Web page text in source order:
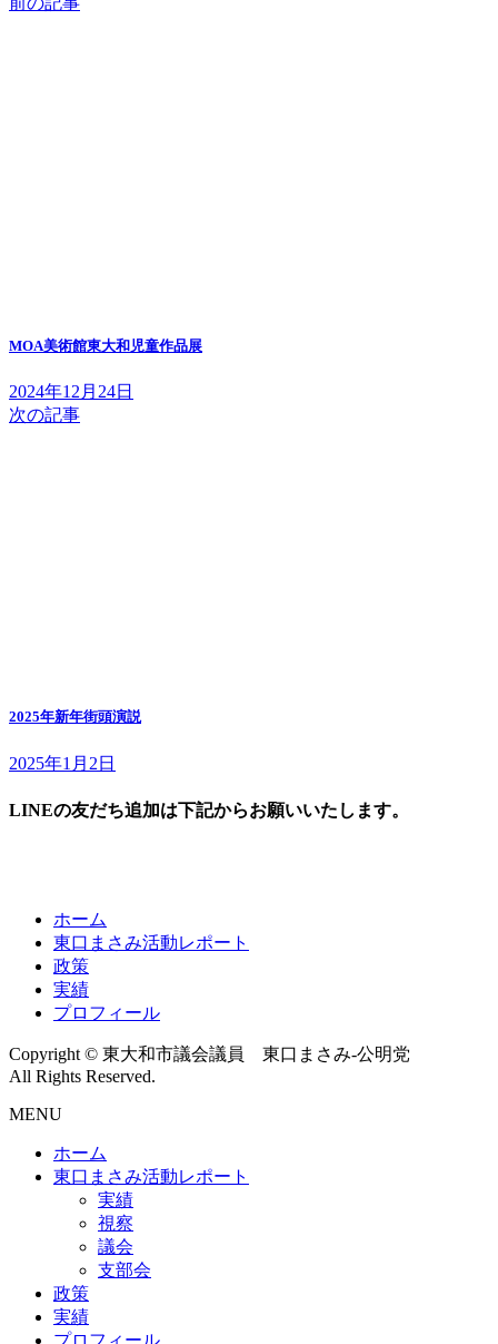
MOA美術館東大和児童作品展
2024年12月24日
次の記事
2025年新年街頭演説
2025年1月2日
LINEの友だち追加は下記からお願いいたします。
ホーム
東口まさみ活動レポート
政策
実績
プロフィール
Copyright © 東大和市議会議員 東口まさみ-公明党
All Rights Reserved.
MENU
ホーム
東口まさみ活動レポート
実績
視察
議会
支部会
政策
実績
プロフィール